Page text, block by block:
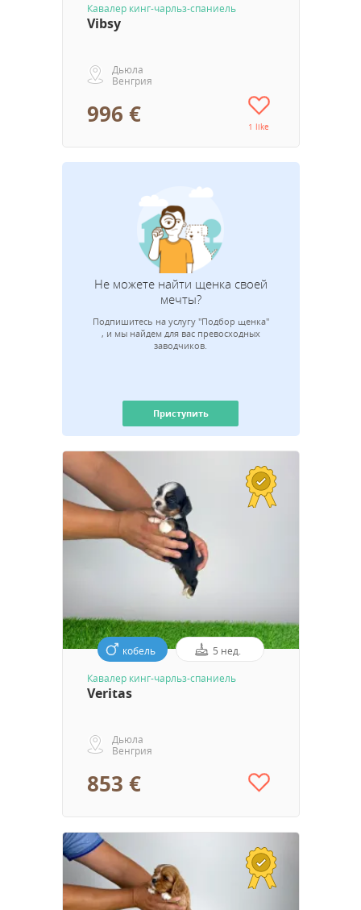
Кавалер кинг-чарльз-спаниель
Vibsy
Дьюла
Венгрия
996 € 1 like
Не можете найти щенка своей
мечты?
Подпишитесь на услугу "Подбор щенка"
, и мы найдем для вас превосходных
заводчиков.
Приступить
кобель 5 нед.
Кавалер кинг-чарльз-спаниель
Veritas
Дьюла
Венгрия
853 €